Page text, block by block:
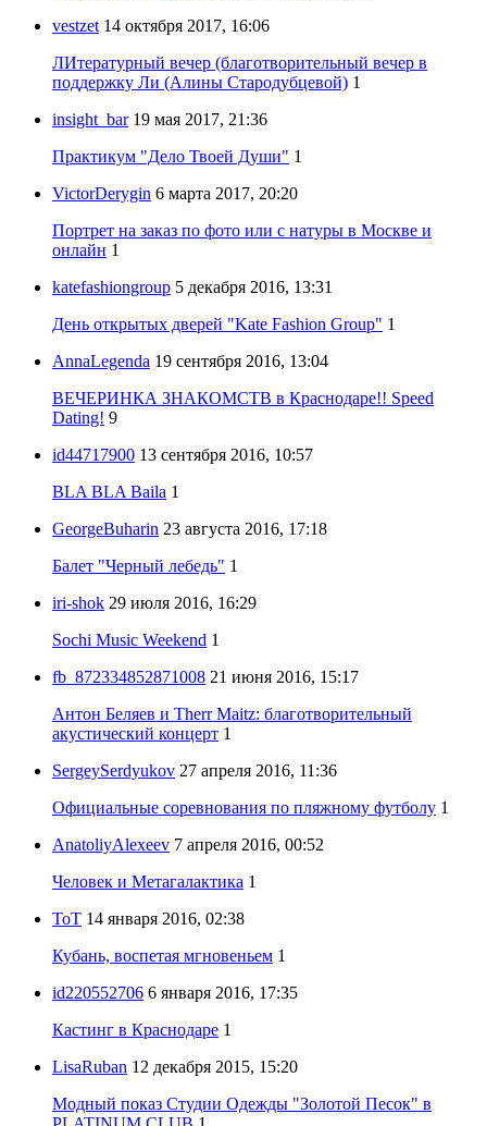
vestzet 14 октября 2017, 16:06
ЛИтературный вечер (благотворительный вечер в
поддержку Ли (Алины Стародубцевой) 1
insight_bar 19 мая 2017, 21:36
Практикум "Дело Твоей Души" 1
VictorDerygin 6 марта 2017, 20:20
Портрет на заказ по фото или с натуры в Москве и
онлайн 1
katefashiongroup 5 декабря 2016, 13:31
День открытых дверей "Kate Fashion Group" 1
AnnaLegenda 19 сентября 2016, 13:04
ВЕЧЕРИНКА ЗНАКОМСТВ в Краснодаре!! Speed
Dating! 9
id44717900 13 сентября 2016, 10:57
BLA BLA Baila 1
GeorgeBuharin 23 августа 2016, 17:18
Балет "Черный лебедь" 1
iri-shok 29 июля 2016, 16:29
Sochi Music Weekend 1
fb_872334852871008 21 июня 2016, 15:17
Антон Беляев и Therr Maitz: благотворительный
акустический концерт 1
SergeySerdyukov 27 апреля 2016, 11:36
Официальные соревнования по пляжному футболу 1
AnatoliyAlexeev 7 апреля 2016, 00:52
Человек и Метагалактика 1
ToT 14 января 2016, 02:38
Кубань, воспетая мгновеньем 1
id220552706 6 января 2016, 17:35
Кастинг в Краснодаре 1
LisaRuban 12 декабря 2015, 15:20
Модный показ Студии Одежды "Золотой Песок" в